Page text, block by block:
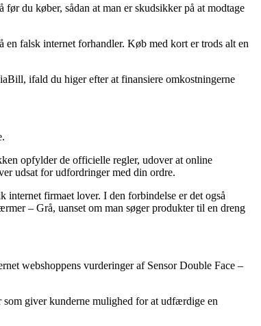
du køber, sådan at man er skudsikker på at modtage
falsk internet forhandler. Køb med kort er trods alt en
ifald du higer efter at finansiere omkostningerne
opfylder de officielle regler, udover at online
udsat for udfordringer med din ordre.
firmaet lover. I den forbindelse er det også
– Grå, uanset om man søger produkter til en dreng
webshoppens vurderinger af Sensor Double Face –
som giver kunderne mulighed for at udfærdige en